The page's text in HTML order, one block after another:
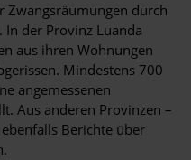
durch
In der Provinz Luanda
aus ihren Wohnungen
Mindestens 700
angemessenen
Aus anderen Provinzen –
Berichte über